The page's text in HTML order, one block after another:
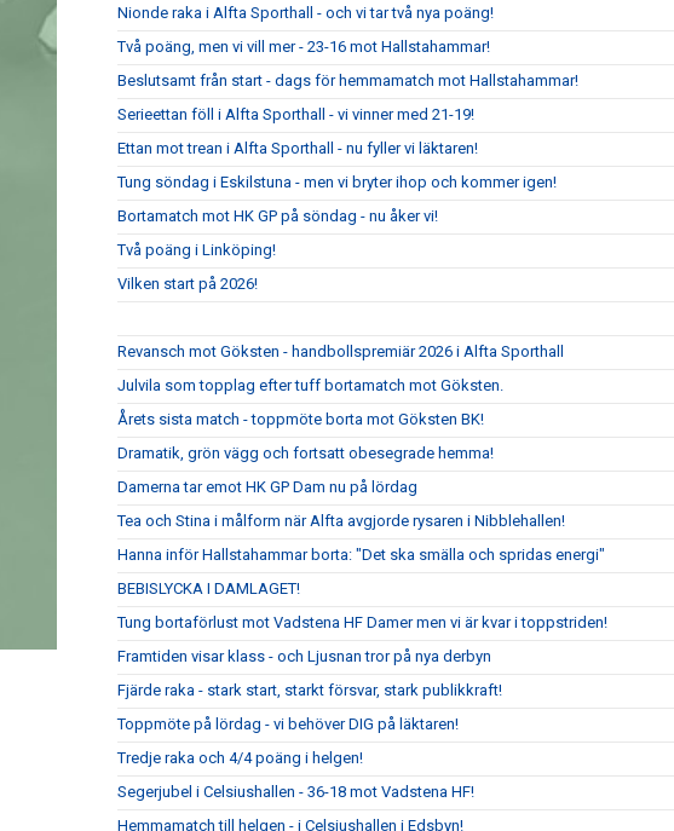
Nionde raka i Alfta Sporthall - och vi tar två nya poäng!
Två poäng, men vi vill mer - 23-16 mot Hallstahammar!
Beslutsamt från start - dags för hemmamatch mot Hallstahammar!
Serieettan föll i Alfta Sporthall - vi vinner med 21-19!
Ettan mot trean i Alfta Sporthall - nu fyller vi läktaren!
Tung söndag i Eskilstuna - men vi bryter ihop och kommer igen!
Bortamatch mot HK GP på söndag - nu åker vi!
Två poäng i Linköping!
Vilken start på 2026!
Revansch mot Göksten - handbollspremiär 2026 i Alfta Sporthall
Julvila som topplag efter tuff bortamatch mot Göksten.
Årets sista match - toppmöte borta mot Göksten BK!
Dramatik, grön vägg och fortsatt obesegrade hemma!
Damerna tar emot HK GP Dam nu på lördag
Tea och Stina i målform när Alfta avgjorde rysaren i Nibblehallen!
Hanna inför Hallstahammar borta: "Det ska smälla och spridas energi"
BEBISLYCKA I DAMLAGET!
Tung bortaförlust mot Vadstena HF Damer men vi är kvar i toppstriden!
Framtiden visar klass - och Ljusnan tror på nya derbyn
Fjärde raka - stark start, starkt försvar, stark publikkraft!
Toppmöte på lördag - vi behöver DIG på läktaren!
Tredje raka och 4/4 poäng i helgen!
Segerjubel i Celsiushallen - 36-18 mot Vadstena HF!
Hemmamatch till helgen - i Celsiushallen i Edsbyn!